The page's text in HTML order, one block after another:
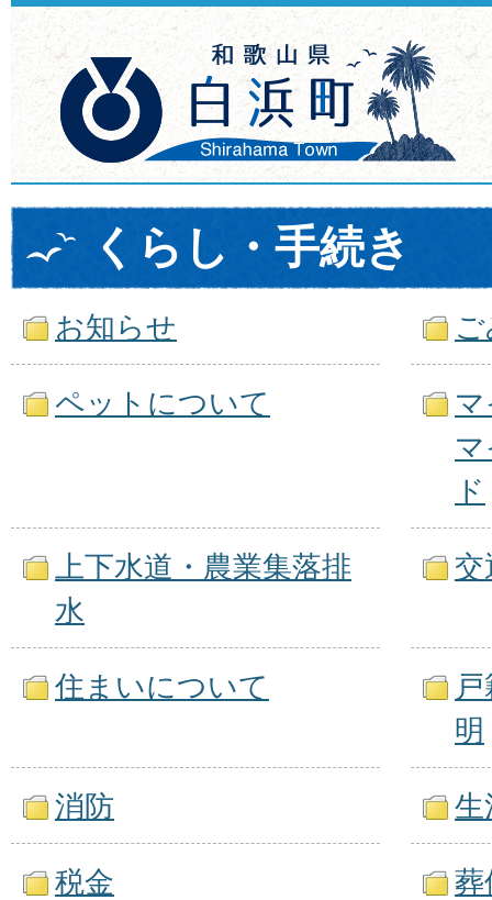
くらし・手続き
お知らせ
ペットについて
ド
上下水道・農業集落排
水
交
住まいについて
明
消防 生
税金 葬